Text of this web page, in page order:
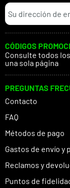
CÓDIGOS
Consulte todos los
una sola página
PREGUNTAS
Contacto
FAQ
Métodos de pago
Gastos de envío y
Reclamos y
Puntos de